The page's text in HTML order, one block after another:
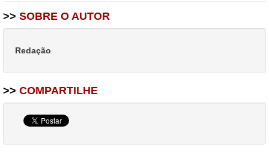
>> SOBRE O AUTOR
Redação
>> COMPARTILHE